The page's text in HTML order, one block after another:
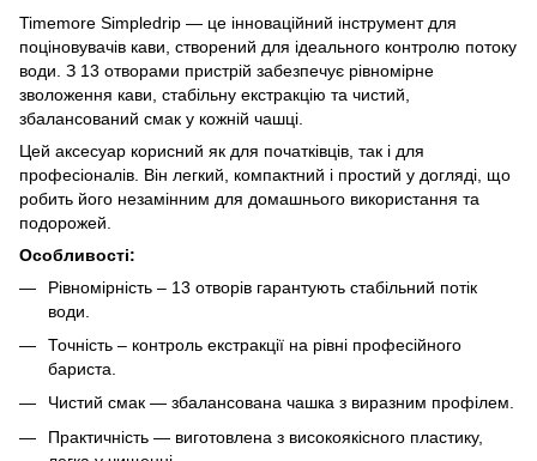
Timemore Simpledrip — це інноваційний інструмент для
поціновувачів кави, створений для ідеального контролю потоку
води. З 13 отворами пристрій забезпечує рівномірне
зволоження кави, стабільну екстракцію та чистий,
збалансований смак у кожній чашці.
Цей аксесуар корисний як для початківців, так і для
професіоналів. Він легкий, компактний і простий у догляді, що
робить його незамінним для домашнього використання та
подорожей.
Особливості:
Рівномірність – 13 отворів гарантують стабільний потік
води.
Точність – контроль екстракції на рівні професійного
бариста.
Чистий смак — збалансована чашка з виразним профілем.
Практичність — виготовлена з високоякісного пластику,